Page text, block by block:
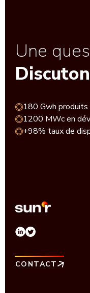
Une
180 Gwh
1200 MWc en
+98% taux de
CONTACT